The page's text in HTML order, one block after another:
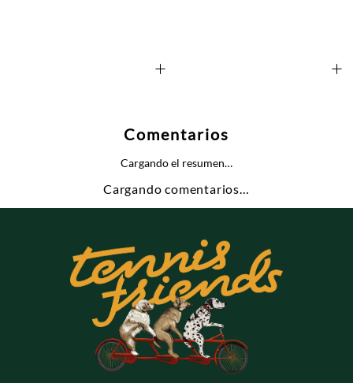
+ +
Comentarios
Cargando el resumen…
Cargando comentarios…